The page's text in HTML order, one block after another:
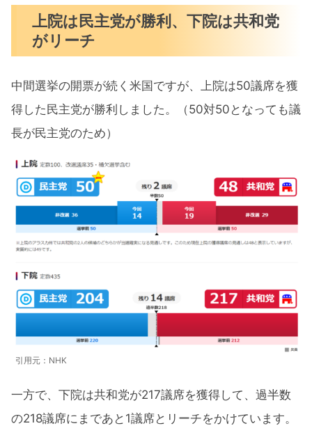
上院は民主党が勝利、下院は共和党
がリーチ
中間選挙の開票が続く米国ですが、上院は50議席を獲
得した民主党が勝利しました。（50対50となっても議
長が民主党のため）
引用元：NHK
一方で、下院は共和党が217議席を獲得して、過半数
の218議席にまであと1議席とリーチをかけています。